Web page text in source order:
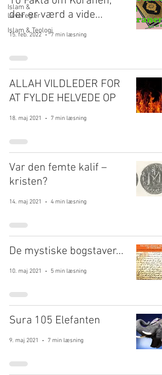
Islam &
Leveregler
Islam & Teologi
der er værd a vide...
15. feb. 2022 7 min læsning
ALLAH VILDLEDER FOR
AT FYLDE HELVEDE OP
18. maj 2021 7 min læsning
Var den femte kalif –
kristen?
14. maj 2021 4 min læsning
De mystiske bogstaver...
10. maj 2021 5 min læsning
Sura 105 Elefanten
9. maj 2021 7 min læsning